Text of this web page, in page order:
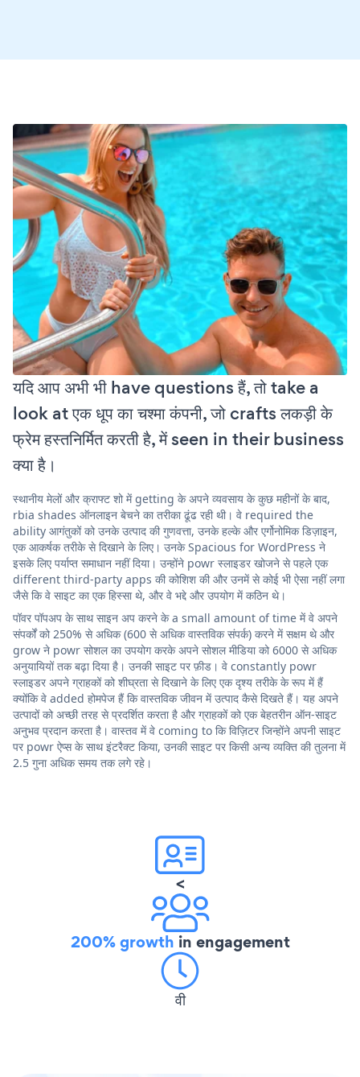
यदि आप अभी भी have questions हैं, तो take a
look at एक धूप का चश्मा कंपनी, जो crafts लकड़ी के
फ्रेम हस्तनिर्मित करती है, में seen in their business
क्या है।
स्थानीय मेलों और क्राफ्ट शो में getting के अपने व्यवसाय के कुछ महीनों के बाद,
rbia shades ऑनलाइन बेचने का तरीका ढूंढ रही थी। वे required the
ability आगंतुकों को उनके उत्पाद की गुणवत्ता, उनके हल्के और एर्गोनोमिक डिज़ाइन,
एक आकर्षक तरीके से दिखाने के लिए। उनके Spacious for WordPress ने
इसके लिए पर्याप्त समाधान नहीं दिया। उन्होंने powr स्लाइडर खोजने से पहले एक
different third-party apps की कोशिश की और उनमें से कोई भी ऐसा नहीं लगा
जैसे कि वे साइट का एक हिस्सा थे, और वे भद्दे और उपयोग में कठिन थे।
पॉवर पॉपअप के साथ साइन अप करने के a small amount of time में वे अपने
संपर्कों को 250% से अधिक (600 से अधिक वास्तविक संपर्क) करने में सक्षम थे और
grow ने powr सोशल का उपयोग करके अपने सोशल मीडिया को 6000 से अधिक
अनुयायियों तक बढ़ा दिया है। उनकी साइट पर फ़ीड। वे constantly powr
स्लाइडर अपने ग्राहकों को शीघ्रता से दिखाने के लिए एक दृश्य तरीके के रूप में हैं
क्योंकि वे added होमपेज हैं कि वास्तविक जीवन में उत्पाद कैसे दिखते हैं। यह अपने
उत्पादों को अच्छी तरह से प्रदर्शित करता है और ग्राहकों को एक बेहतरीन ऑन-साइट
अनुभव प्रदान करता है। वास्तव में वे coming to कि विज़िटर जिन्होंने अपनी साइट
पर powr ऐप्स के साथ इंटरैक्ट किया, उनकी साइट पर किसी अन्य व्यक्ति की तुलना में
2.5 गुना अधिक समय तक लगे रहे।
<
200% growth in engagement
वी